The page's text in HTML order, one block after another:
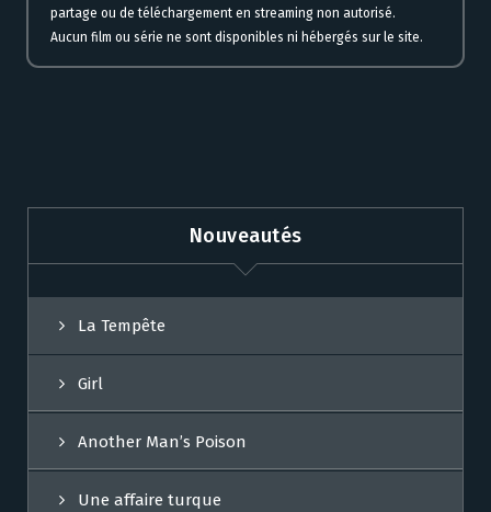
partage ou de téléchargement en streaming non autorisé.
Aucun film ou série ne sont disponibles ni hébergés sur le site.
Nouveautés
La Tempête
Girl
Another Man’s Poison
Une affaire turque